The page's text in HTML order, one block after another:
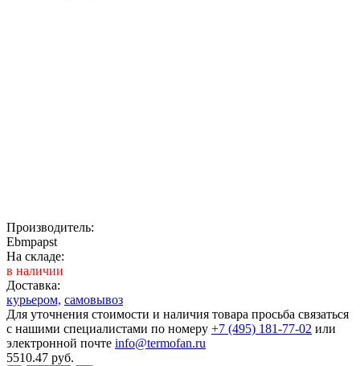
Производитель:
Ebmpapst
На складе:
в наличии
Доставка:
курьером, самовывоз
Для уточнения стоимости и наличия товара просьба связаться
с нашими специалистами по номеру +7 (495) 181-77-02 или
электронной почте info@termofan.ru
5510.47 руб.